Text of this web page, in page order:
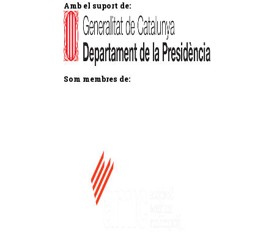
Amb el suport de:
Som membres de: